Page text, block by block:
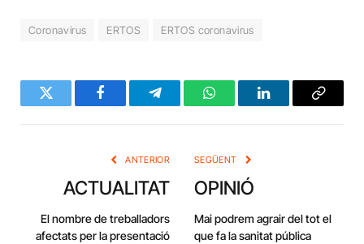
Coronavirus ERTOS ERTOS coronavirus
Twitter FacebookTelegramWhatsAppLinkedInCopy
ANTERIOR
ACTUALITAT
El nombre de treballadors
afectats per la presentació
SEGÜENT
OPINIÓ
Mai podrem agrair del tot el
que fa la sanitat pública